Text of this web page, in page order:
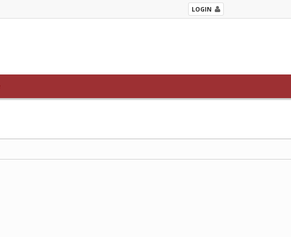
LOGIN